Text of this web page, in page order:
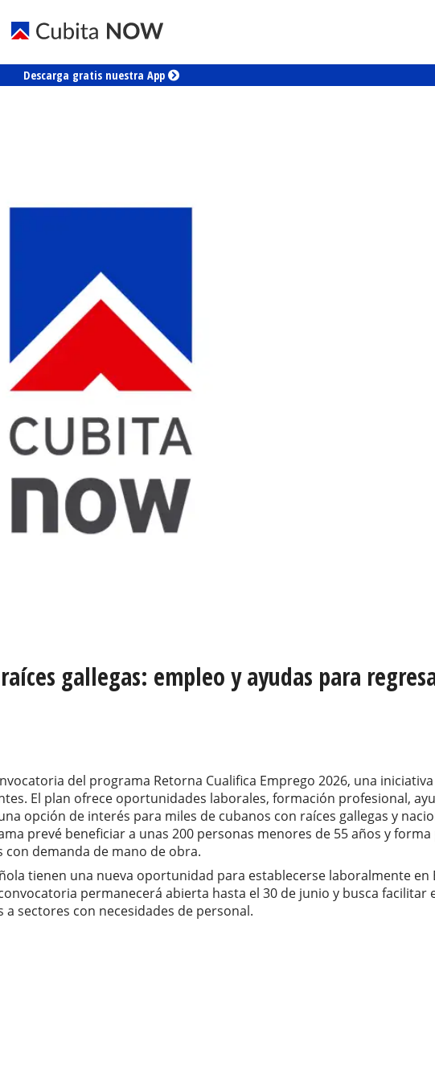
Descarga gratis nuestra App
gallegas: empleo y ayudas para
del programa Retorna Cualifica Emprego 2026, una
El plan ofrece oportunidades laborales, formación profesional,
opción de interés para miles de cubanos con raíces gallegas y
prevé beneficiar a unas 200 personas menores de 55 años y
demanda de mano de obra.
tienen una nueva oportunidad para establecerse laboralmente en
permanecerá abierta hasta el 30 de junio y busca facilitar
sectores con necesidades de personal.